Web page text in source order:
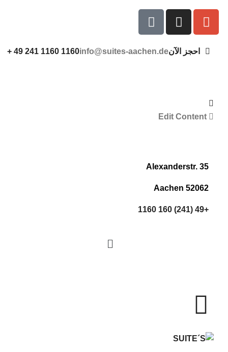
احجز الآنinfo@suites-aachen.de
1160 1160 241 49 +
Edit Content
Alexanderstr. 35
52062 Aachen
+49 (241) 160 1160